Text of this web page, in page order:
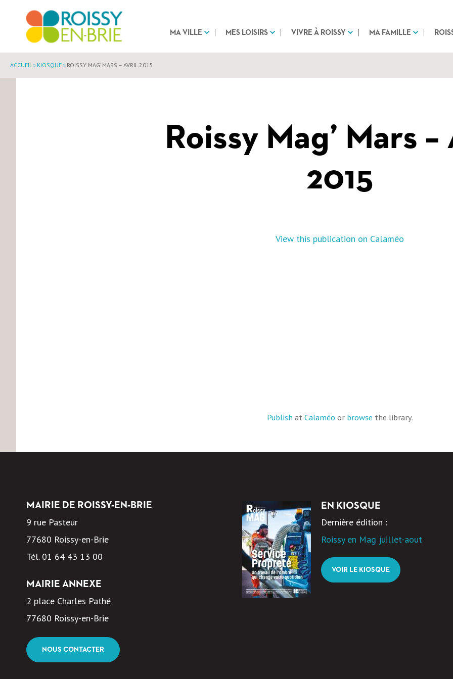
MA VILLE MES LOISIRS VIVRE À ROISSY MA FAMILLE
Roissy Mag’ Mars –
2015
ACCUEIL KIOSQUE ROISSY MAG’ MARS – AVRIL 2015
View this publication on Calaméo
Publish at Calaméo or browse the library.
MAIRIE DE ROISSY-EN-BRIE
9 rue Pasteur
77680 Roissy-en-Brie
Tél. 01 64 43 13 00
MAIRIE ANNEXE
2 place Charles Pathé
77680 Roissy-en-Brie
NOUS CONTACTER
EN KIOSQUE
Dernière édition :
Roissy en Mag juillet-aout
VOIR LE KIOSQUE